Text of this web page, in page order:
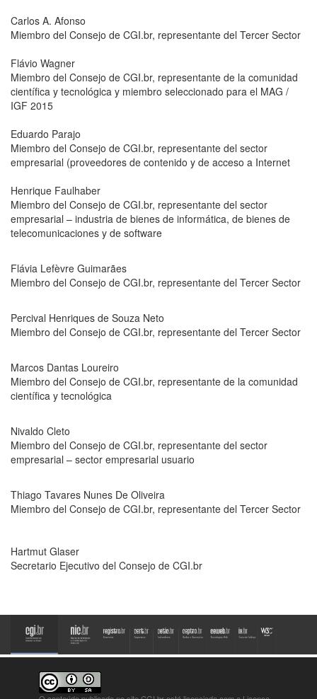
Carlos A. Afonso
Miembro del Consejo de CGI.br, representante del Tercer Sector
Flávio Wagner
Miembro del Consejo de CGI.br, representante de la comunidad
científica y tecnológica y miembro seleccionado para el MAG /
IGF 2015
Eduardo Parajo
Miembro del Consejo de CGI.br, representante del sector
empresarial (proveedores de contenido y de acceso a Internet
Henrique Faulhaber
Miembro del Consejo de CGI.br, representante del sector
empresarial – industria de bienes de informática, de bienes de
telecomunicaciones y de software
Flávia Lefèvre Guimarães
Miembro del Consejo de CGI.br, representante del Tercer Sector
Percival Henriques de Souza Neto
Miembro del Consejo de CGI.br, representante del Tercer Sector
Marcos Dantas Loureiro
Miembro del Consejo de CGI.br, representante de la comunidad
científica y tecnológica
Nivaldo Cleto
Miembro del Consejo de CGI.br, representante del sector
empresarial – sector empresarial usuario
Thiago Tavares Nunes De Oliveira
Miembro del Consejo de CGI.br, representante del Tercer Sector
Hartmut Glaser
Secretario Ejecutivo del Consejo de CGI.br